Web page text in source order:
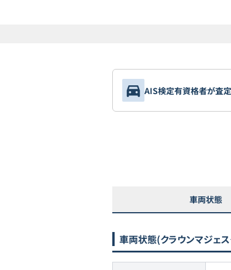
AIS検定有資格者が査
車両状態
車両状態(クラウンマジェ